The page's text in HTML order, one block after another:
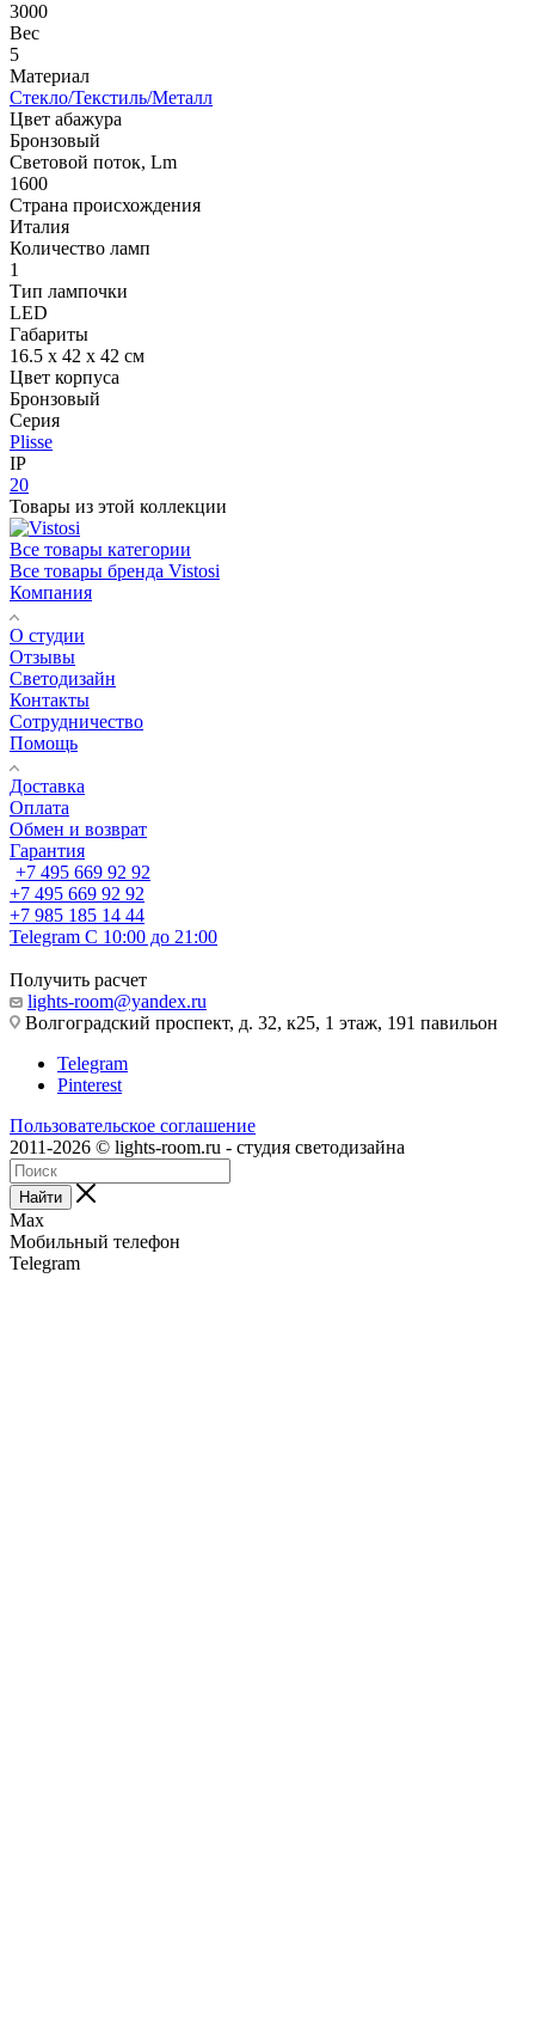
3000
Вес
5
Материал
Стекло/Текстиль/Металл
Цвет абажура
Бронзовый
Световой поток, Lm
1600
Страна происхождения
Италия
Количество ламп
1
Тип лампочки
LED
Габариты
16.5 x 42 x 42 см
Цвет корпуса
Бронзовый
Серия
Plisse
IP
20
Товары из этой коллекции
Все товары категории
Все товары бренда Vistosi
Компания
О студии
Отзывы
Светодизайн
Контакты
Сотрудничество
Помощь
Доставка
Оплата
Обмен и возврат
Гарантия
+7 495 669 92 92
+7 495 669 92 92
+7 985 185 14 44
Telegram С 10:00 до 21:00
Получить расчет
lights-room@yandex.ru
Волгоградский проспект, д. 32, к25, 1 этаж, 191 павильон
Telegram
Pinterest
Пользовательское соглашение
2011-2026 © lights-room.ru - студия светодизайна
Найти
Max
Мобильный телефон
Telegram